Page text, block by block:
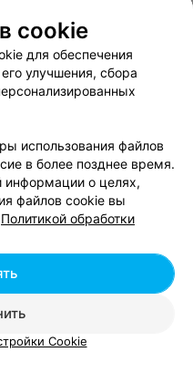
Минска
районе
cookie
для обеспечения
улучшения, сбора
использования файлов
в более позднее время.
информации о целях,
файлов cookie вы
Политикой обработки
Cookie